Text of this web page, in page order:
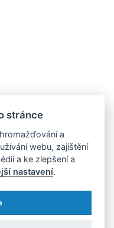
20 letech mírně
třetinu. Zároveň roste
růžové víno, i když stále
stránce
a
webu, zajištění
a ke zlepšení a
nastavení.